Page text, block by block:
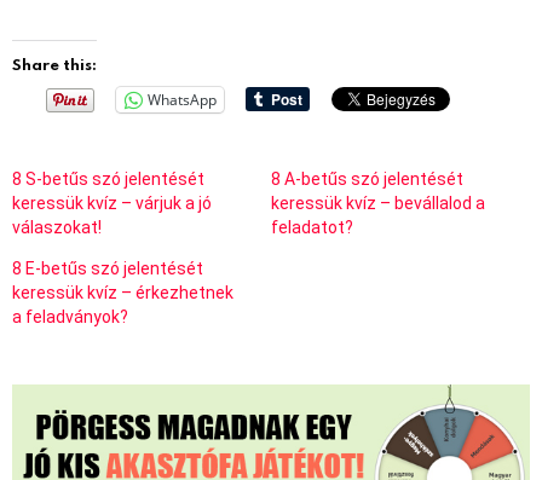
Share this:
WhatsApp
8 S-betűs szó jelentését
keressük kvíz – várjuk a jó
válaszokat!
8 A-betűs szó jelentését
keressük kvíz – bevállalod a
feladatot?
8 E-betűs szó jelentését
keressük kvíz – érkezhetnek
a feladványok?